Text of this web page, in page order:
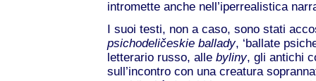
intromette anche nell’iperrealistica
I suoi testi, non a caso, sono stati
psichodeličeskie ballady, ‘ballate
letterario russo, alle byliny, gli antichi
sull’incontro con una creatura